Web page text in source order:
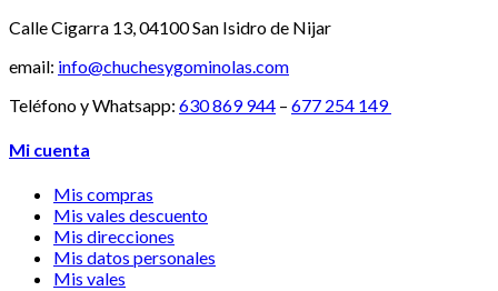
Calle Cigarra 13, 04100 San Isidro de Nijar
email: info@chuchesygominolas.com
Teléfono y Whatsapp: 630 869 944 – 677 254 149
Mi cuenta
Mis compras
Mis vales descuento
Mis direcciones
Mis datos personales
Mis vales